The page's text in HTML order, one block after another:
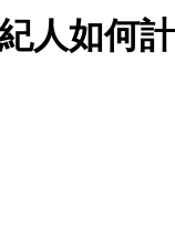
人如何計